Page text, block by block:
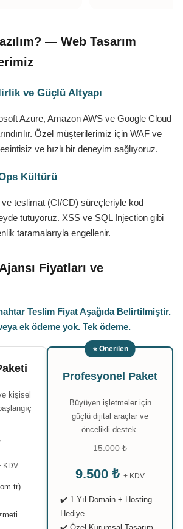
— Web Tasarım
ve Güçlü Altyapı
Azure, Amazon AWS ve Google Cloud
Özel müşterilerimiz için WAF ve
ve hızlı bir deneyim sağlıyoruz.
Kültürü
teslimat (CI/CD) süreçleriyle kod
tutuyoruz. XSS ve SQL Injection gibi
taramalarıyla engellenir.
Fiyatları ve
Teslim Fiyat Aşağıda Belirtilmiştir.
ek ödeme yok. Tek ödeme.
kişisel
KDV
⭐ Önerilen
Profesyonel Paket
Büyüyen işletmeler için
güçlü dijital araçlar ve
öncelikli destek.
15.000 ₺
9.500 ₺ + KDV
✔️ 1 Yıl Domain + Hosting
Hediye